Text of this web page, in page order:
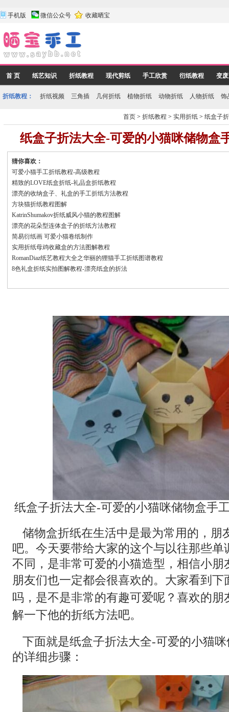
手机版 微信公众号 收藏晒宝
首 页 纸艺知识 折纸教程 现代剪纸 手工欣赏 衍纸教程 变
折纸教程： 折纸视频 三角插 几何折纸 植物折纸 动物折纸 人物折纸 饰
首页 >折纸教程 >实用折纸 >纸盒子
纸盒子折法大全-可爱的小猫咪储物盒
猜你喜欢：
可爱小猫手工折纸教程-高级教程
精致的LOVE纸盒折纸-礼品盒折纸教程
漂亮的收纳盒子、礼盒的手工折纸方法教程
方块猫折纸教程图解
KatrinShumakov折纸威风小猫的教程图解
漂亮的花朵型连体盒子的折纸方法教程
简易衍纸画 可爱小猫卷纸制作
实用折纸母鸡收藏盒的方法图解教程
RomanDiaz纸艺教程大全之华丽的狸猫手工折纸图谱教程
8色礼盒折纸实拍图解教程-漂亮纸盒的折法
纸盒子折法大全-可爱的小猫咪储物盒手
储物盒折纸在生活中是最为常用的，朋
吧。今天要带给大家的这个与以往那些单
不同，是非常可爱的小猫造型，相信小朋
朋友们也一定都会很喜欢的。 大家看到下
吗，是不是非常的有趣可爱呢？喜欢的朋
解一下他的折纸方法吧。
下面就是纸盒子折法大全-可爱的小猫
的详细步骤：